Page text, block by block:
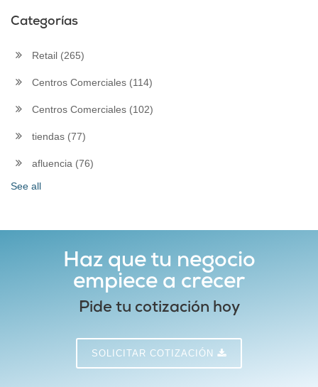
Categorías
Retail (265)
Centros Comerciales (114)
Centros Comerciales (102)
tiendas (77)
afluencia (76)
See all
Haz que tu negocio
empiece a crecer
Pide tu cotización hoy
SOLICITAR COTIZACIÓN